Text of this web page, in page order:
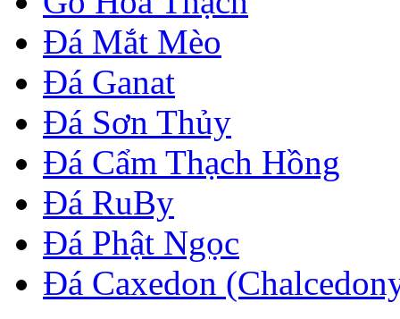
Đá Mắt Mèo
Đá Ganat
Đá Sơn Thủy
Đá Cẩm Thạch Hồng
Đá RuBy
Đá Phật Ngọc
Đá Caxedon